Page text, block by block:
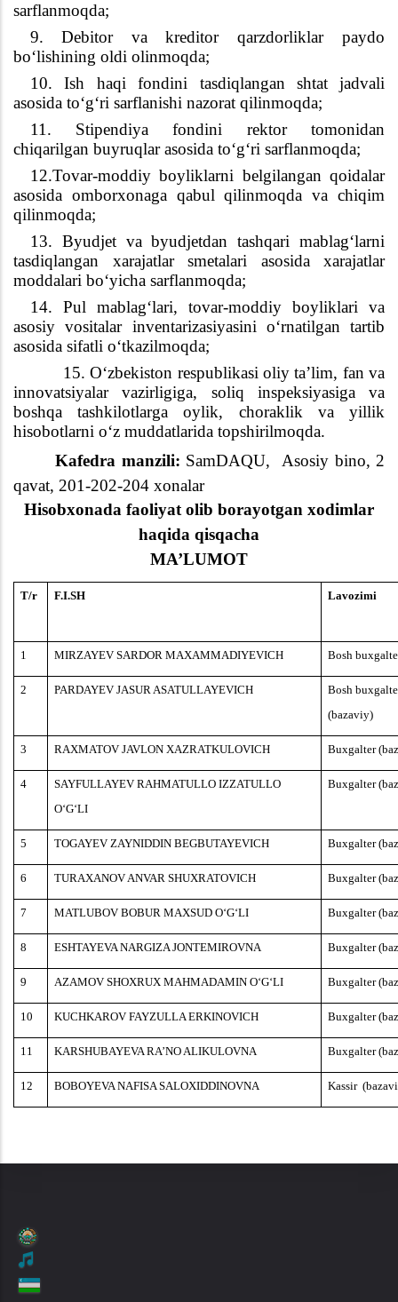
sarflanmoqda;
9.
Debitor va kreditor qarzdorliklar paydo
bo‘lishining oldi olinmoqda;
10. Ish haqi fondini tasdiqlangan
shtat jadvali
asosida to‘g‘ri sarflanishi nazorat qilinmoqda;
11. Stipendiya fondini rektor tomonidan
chiqarilgan buyruqlar asosida to‘g‘ri sarflanmoqda;
12.Tovar-moddiy boyliklarni belgilangan qoidalar
asosida omborxonaga qabul qilinmoqda va chiqim
qilinmoqda;
13. Byudjet va byudjetdan tashqari mablag‘larni
tasdiqlangan xarajatlar smetalari asosida xarajatlar
moddalari bo‘yicha sarflanmoqda;
14. Pul mablag‘lari, tovar-moddiy boyliklari va
asosiy vositalar inventarizasiyasini o‘rnatilgan tartib
asosida sifatli o‘tkazilmoqda;
15. O‘zbekiston respublikasi oliy ta’lim, fan va
innovatsiyalar vazirligiga, soliq inspeksiyasiga va
boshqa tashkilotlarga oylik, choraklik va yillik
hisobotlarni o‘z muddatlarida topshirilmoqda.
Kafedra manzili: SamDAQU, Asosiy bino, 2
qavat, 201-202-204 xonalar
Hisobxonada faoliyat olib borayotgan xodimlar
haqida qisqacha
MA’LUMOT
T/r F.I.SH Lavozimi
1 MIRZAYEV SARDOR MAXAMMADIYEVICH Bosh
2 PARDAYEV JASUR ASATULLAYEVICH
Bosh
(bazaviy)
3 RAXMATOV JAVLON XAZRATKULOVICH Buxgalter(
4
SAYFULLAYEV RAHMATULLO IZZATULLO
O‘G‘LI
Buxgalter(
5 TOGAYEV ZAYNIDDIN BEGBUTAYEVICH Buxgalter(
6 TURAXANOV ANVAR SHUXRATOVICH Buxgalter(
7 MATLUBOV BOBUR MAXSUD O‘G‘LI Buxgalter(
8 ESHTAYEVA NARGIZA JONTEMIROVNA Buxgalter(
9 AZAMOV SHOXRUX MAHMADAMIN O‘G‘LI Buxgalter(
10 KUCHKAROV FAYZULLA ERKINOVICH Buxgalter(
11 KARSHUBAYEVA RA’NO ALIKULOVNA Buxgalter(
12 BOBOYEVA NAFISA SALOXIDDINOVNA Kassir (